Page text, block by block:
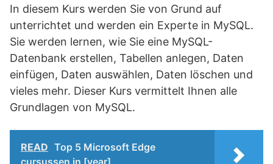
In diesem Kurs werden Sie von Grund auf
unterrichtet und werden ein Experte in MySQL.
Sie werden lernen, wie Sie eine MySQL-
Datenbank erstellen, Tabellen anlegen, Daten
einfügen, Daten auswählen, Daten löschen und
vieles mehr. Dieser Kurs vermittelt Ihnen alle
Grundlagen von MySQL.
READ Top 5 Microsoft Edge
cursussen in [year]